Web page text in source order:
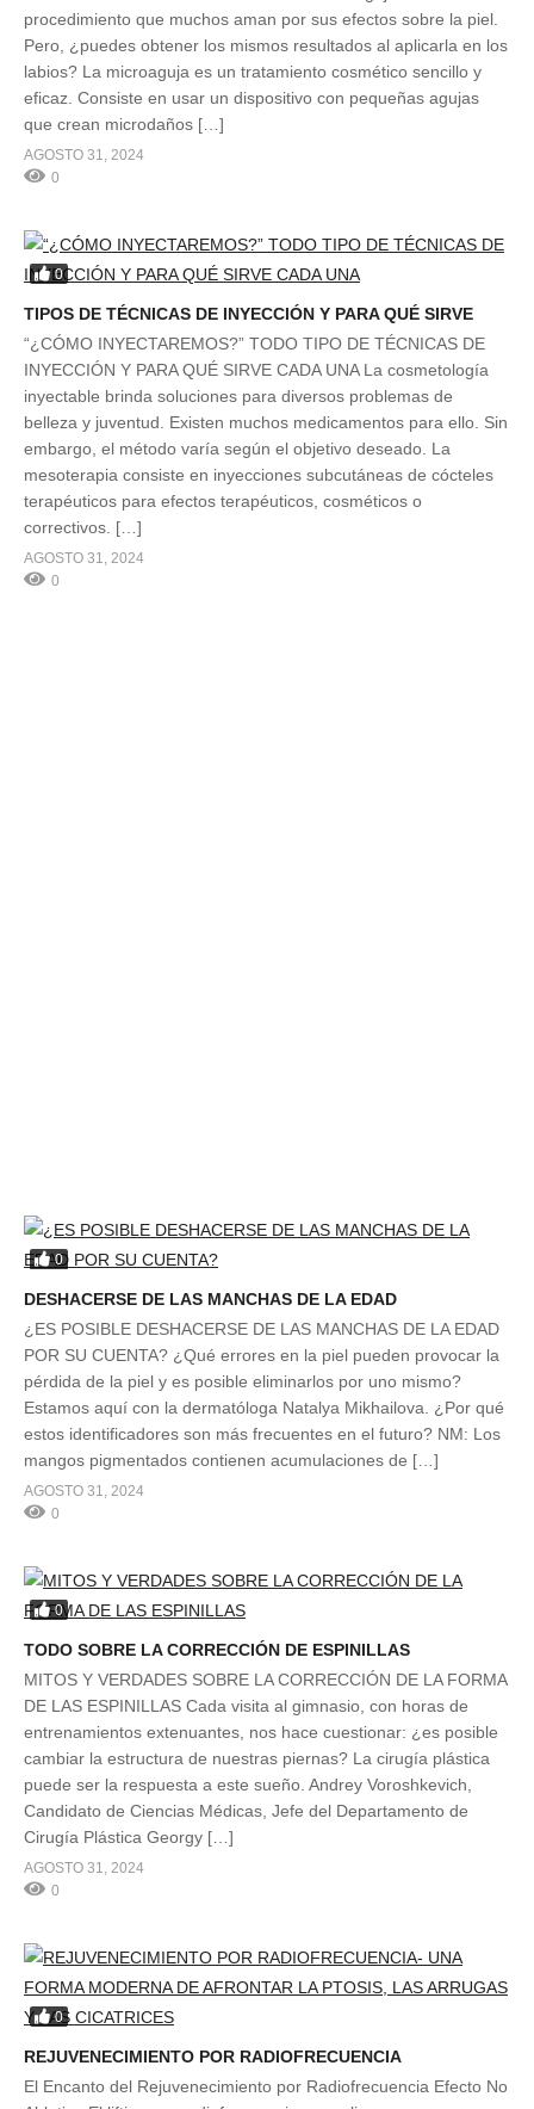
procedimiento que muchos aman por sus efectos sobre la piel.
Pero, ¿puedes obtener los mismos resultados al aplicarla en los
labios? La microaguja es un tratamiento cosmético sencillo y
eficaz. Consiste en usar un dispositivo con pequeñas agujas
que crean microdaños […]
AGOSTO 31, 2024
0
0
TIPOS DE TÉCNICAS DE INYECCIÓN Y PARA QUÉ SIRVE
“¿CÓMO INYECTAREMOS?” TODO TIPO DE TÉCNICAS DE
INYECCIÓN Y PARA QUÉ SIRVE CADA UNA La cosmetología
inyectable brinda soluciones para diversos problemas de
belleza y juventud. Existen muchos medicamentos para ello. Sin
embargo, el método varía según el objetivo deseado. La
mesoterapia consiste en inyecciones subcutáneas de cócteles
terapéuticos para efectos terapéuticos, cosméticos o
correctivos. […]
AGOSTO 31, 2024
0
0
DESHACERSE DE LAS MANCHAS DE LA EDAD
¿ES POSIBLE DESHACERSE DE LAS MANCHAS DE LA EDAD
POR SU CUENTA? ¿Qué errores en la piel pueden provocar la
pérdida de la piel y es posible eliminarlos por uno mismo?
Estamos aquí con la dermatóloga Natalya Mikhailova. ¿Por qué
estos identificadores son más frecuentes en el futuro? NM: Los
mangos pigmentados contienen acumulaciones de […]
AGOSTO 31, 2024
0
0
TODO SOBRE LA CORRECCIÓN DE ESPINILLAS
MITOS Y VERDADES SOBRE LA CORRECCIÓN DE LA FORMA
DE LAS ESPINILLAS Cada visita al gimnasio, con horas de
entrenamientos extenuantes, nos hace cuestionar: ¿es posible
cambiar la estructura de nuestras piernas? La cirugía plástica
puede ser la respuesta a este sueño. Andrey Voroshkevich,
Candidato de Ciencias Médicas, Jefe del Departamento de
Cirugía Plástica Georgy […]
AGOSTO 31, 2024
0
0
REJUVENECIMIENTO POR RADIOFRECUENCIA
El Encanto del Rejuvenecimiento por Radiofrecuencia Efecto No